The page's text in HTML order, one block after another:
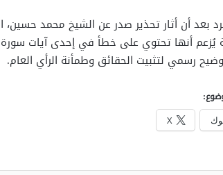
بعد أن أثار تحذير صدر عن الشيخ محمد
يُزعم أنها تحتوي على خطأ في إحدى آيات
رسمي لتثبيت الحقائق وطمأنة الرأي العام.
X